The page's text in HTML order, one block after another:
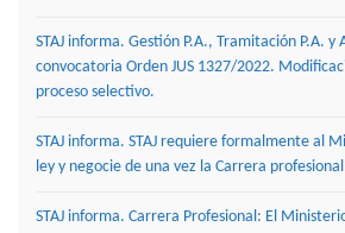
STAJ informa. Gestión P.A., Tramitación P.A. y
convocatoria Orden JUS 1327/2022.
proceso selectivo.
STAJ informa. STAJ requiere formalmente al
ley y negocie de una vez la Carrera profesional
STAJ informa. Carrera Profesional: El